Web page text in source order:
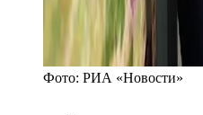
Фото: РИА «Новости»